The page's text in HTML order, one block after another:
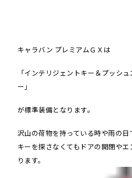
キャラバン プレミアムＧＸは
「インテリジェントキー＆プッシ
ー」
が標準装備となります。
沢山の荷物を持っている時や雨の日
キーを探さなくてもドアの開閉や
ります。